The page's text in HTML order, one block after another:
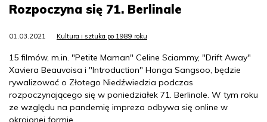
Rozpoczyna się 71. Berlinale
01.03.2021 Kultura i sztuka po 1989 roku
15 filmów, m.in. "Petite Maman" Celine Sciammy, "Drift Away"
Xaviera Beauvoisa i "Introduction" Honga Sangsoo, będzie
rywalizować o Złotego Niedźwiedzia podczas
rozpoczynającego się w poniedziałek 71. Berlinale. W tym roku
ze względu na pandemię impreza odbywa się online w
okrojonej formie.